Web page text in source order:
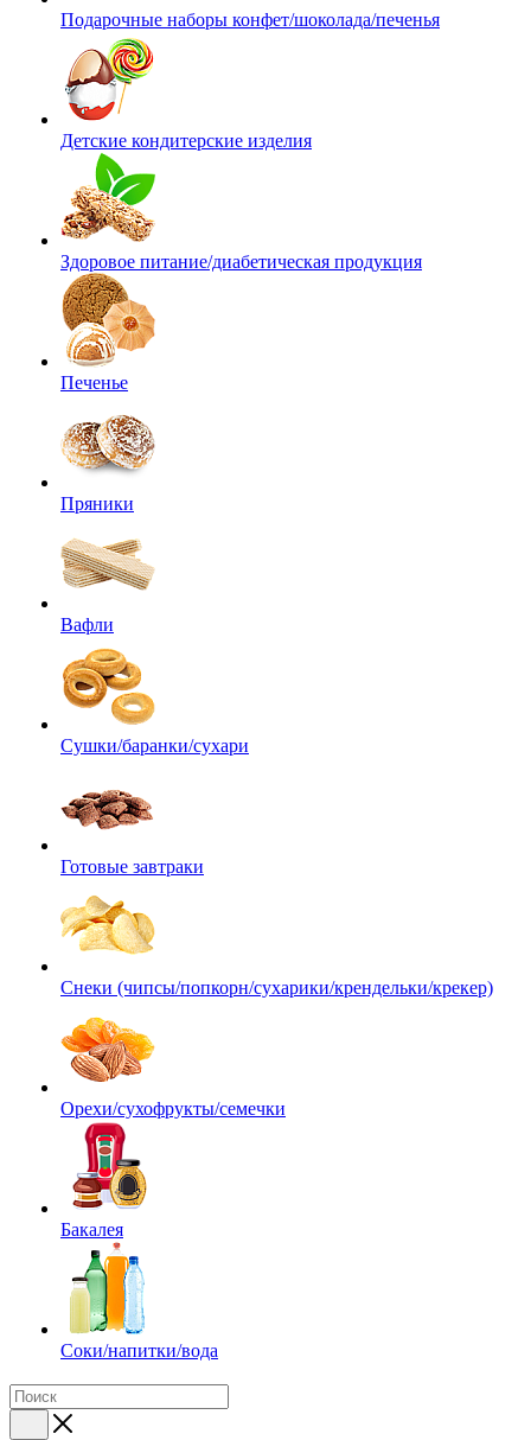
Подарочные наборы конфет/шоколада/печенья
Детские кондитерские изделия
Здоровое питание/диабетическая продукция
Печенье
Пряники
Вафли
Сушки/баранки/сухари
Готовые завтраки
Снеки (чипсы/попкорн/сухарики/крендельки/крекер)
Орехи/сухофрукты/семечки
Бакалея
Соки/напитки/вода